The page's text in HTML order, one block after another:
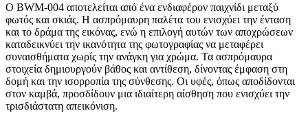
Ο BWM-004 αποτελείται από ένα ενδιαφέρον παιχνίδι μεταξύ
φωτός και σκιάς. Η ασπρόμαυρη παλέτα του ενισχύει την ένταση
και το δράμα της εικόνας, ενώ η επιλογή αυτών των αποχρώσεων
καταδεικνύει την ικανότητα της φωτογραφίας να μεταφέρει
συναισθήματα χωρίς την ανάγκη για χρώμα. Τα ασπρόμαυρα
στοιχεία δημιουργούν βάθος και αντίθεση, δίνοντας έμφαση στη
δομή και την ισορροπία της σύνθεσης. Οι υφές, όπως αποδίδονται
στον καμβά, προσδίδουν μια ιδιαίτερη αίσθηση που ενισχύει την
τρισδιάστατη απεικόνιση.